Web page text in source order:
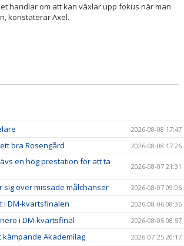
handlar om att kan växlar upp fokus när man
konstaterar Axel.
2026-08-08 17:47
bra Rosengård 2026-08-08 17:26
en hög prestation för att ta
2026-08-07 21:31
sig över missade målchanser 2026-08-07 09:06
i DM-kvartsfinalen 2026-08-06 08:36
i DM-kvartsfinal 2026-08-05 08:57
Akademilag 2026-07-25 20:17